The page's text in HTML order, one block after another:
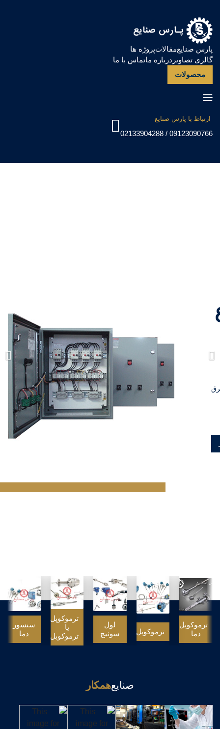
پارس صنایعمقالاتپروژه ها
گالری تصاویر درباره ماتماس با ما
محصولات
ارتباط با پارس صنایع
09123090766 / 02133904288
برق
تولید کننده تابلو برق
ترموکوپل
دما
ترموکوپل
لول
سوئیچ
ترموکوپل
یا
ترموکوبل
سنسور
دما
صنایعهمکار